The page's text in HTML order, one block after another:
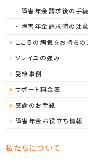
障害年金請求後の手
障害年金請求時の注
こころの病気をお持ちの
ソレイユの強み
受給事例
サポート料金表
感謝のお手紙
障害年金お役立ち情報
私たちについて